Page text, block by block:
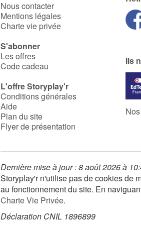
Nous contacter
Mentions légales
Charte vie privée
S'abonner
Les offres
Code cadeau
L'offre Storyplay'r
Conditions générales
Aide
Plan du site
Flyer de présentation
Ils
Dernière mise à jour : 8 août 2026 à
Storyplay'r n'utilise pas de cookies de
au fonctionnement du site. En
Charte Vie Privée.
Déclaration CNIL 1896899